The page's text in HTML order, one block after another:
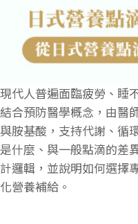
現代人普遍面臨疲勞、睡
結合預防醫學概念，由醫
與胺基酸，支持代謝、循
是什麼、與一般點滴的差
計邏輯，並說明如何選擇
化營養補給。